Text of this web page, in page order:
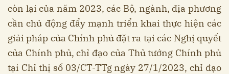
còn lại của năm 2023, các Bộ, ngành, địa phương
cần chủ động đẩy mạnh triển khai thực hiện các
giải pháp của Chính phủ đặt ra tại các Nghị quyết
của Chính phủ, chỉ đạo của Thủ tướng Chính phủ
tại Chỉ thị số 03/CT-TTg ngày 27/1/2023, chỉ đạo